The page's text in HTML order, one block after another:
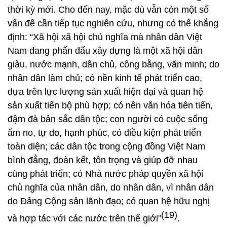
thời kỳ mới. Cho đến nay, mặc dù vẫn còn một số
vấn đề cần tiếp tục nghiên cứu, nhưng có thể khẳng
định: “Xã hội xã hội chủ nghĩa mà nhân dân Việt
Nam đang phấn đấu xây dựng là một xã hội dân
giàu, nước mạnh, dân chủ, công bằng, văn minh; do
nhân dân làm chủ; có nền kinh tế phát triển cao,
dựa trên lực lượng sản xuất hiện đại và quan hệ
sản xuất tiến bộ phù hợp; có nền văn hóa tiên tiến,
đậm đà bản sắc dân tộc; con người có cuộc sống
ấm no, tự do, hạnh phúc, có điều kiện phát triển
toàn diện; các dân tộc trong cộng đồng Việt Nam
bình đẳng, đoàn kết, tôn trọng và giúp đỡ nhau
cùng phát triển; có Nhà nước pháp quyền xã hội
chủ nghĩa của nhân dân, do nhân dân, vì nhân dân
do Đảng Cộng sản lãnh đạo; có quan hệ hữu nghị
và hợp tác với các nước trên thế giới”(19).